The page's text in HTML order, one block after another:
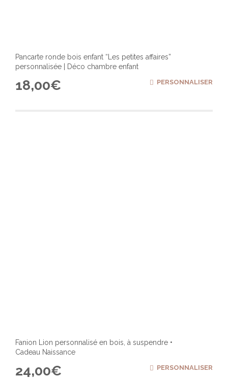
Pancarte ronde bois enfant “Les petites affaires”
personnalisée | Déco chambre enfant
18,00€ PERSONNALISER
Fanion Lion personnalisé en bois, à suspendre •
Cadeau Naissance
24,00€ PERSONNALISER